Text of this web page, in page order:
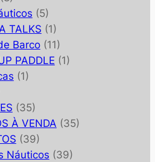
(5)
TALKS (1)
Barco(11)
PADDLE (1)
(1)
(35)
À VENDA (35)
(39)
Náuticos (39)